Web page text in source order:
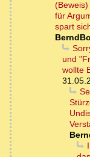
für
spart
und
wollte